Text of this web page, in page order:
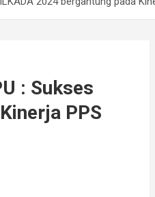
: Sukses
PPS